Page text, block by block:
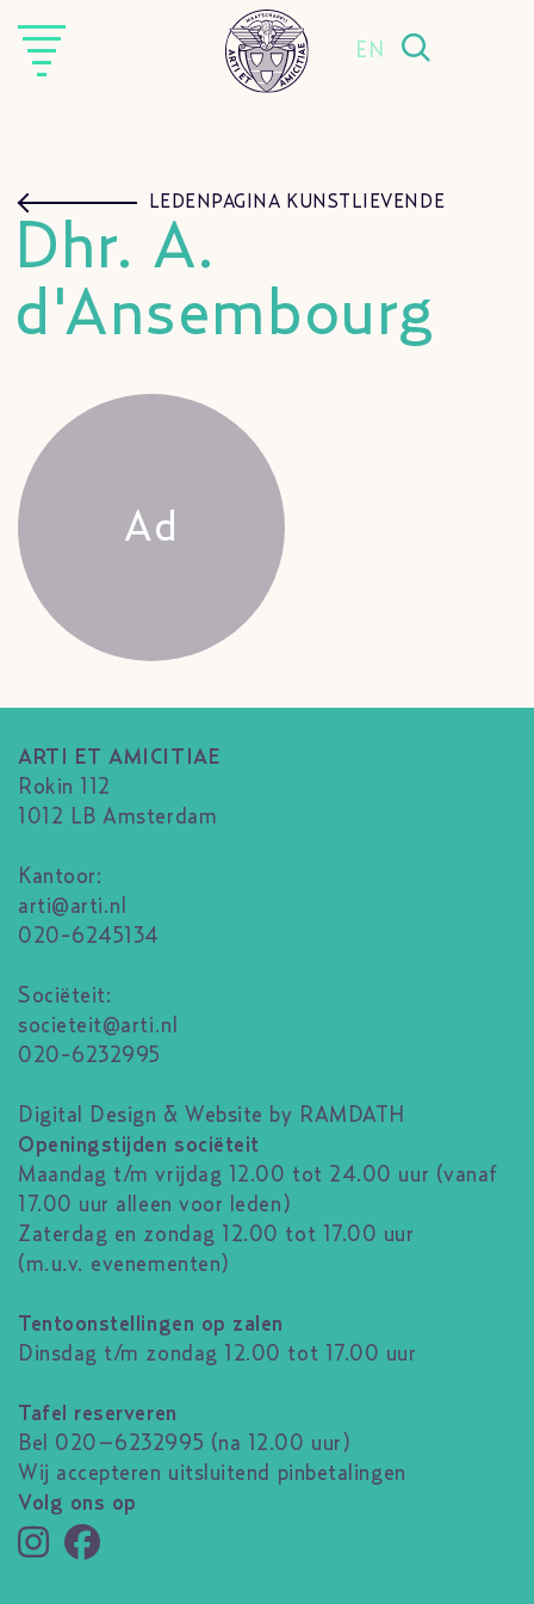
EN
LEDENPAGINA KUNSTLIEVENDE
Dhr. A.
d'Ansembourg
Ad
ARTI ET AMICITIAE
Rokin 112
1012 LB Amsterdam
Kantoor:
arti@arti.nl
020-6245134
Sociëteit:
societeit@arti.nl
020-6232995
Digital Design & Website by RAMDATH
Openingstijden sociëteit
Maandag t/m vrijdag 12.00 tot 24.00 uur (vanaf
17.00 uur alleen voor leden)
Zaterdag en zondag 12.00 tot 17.00 uur
(m.u.v. evenementen)
Tentoonstellingen op zalen
Dinsdag t/m zondag 12.00 tot 17.00 uur
Tafel reserveren
Bel 020–6232995 (na 12.00 uur)
Wij accepteren uitsluitend pinbetalingen
Volg ons op